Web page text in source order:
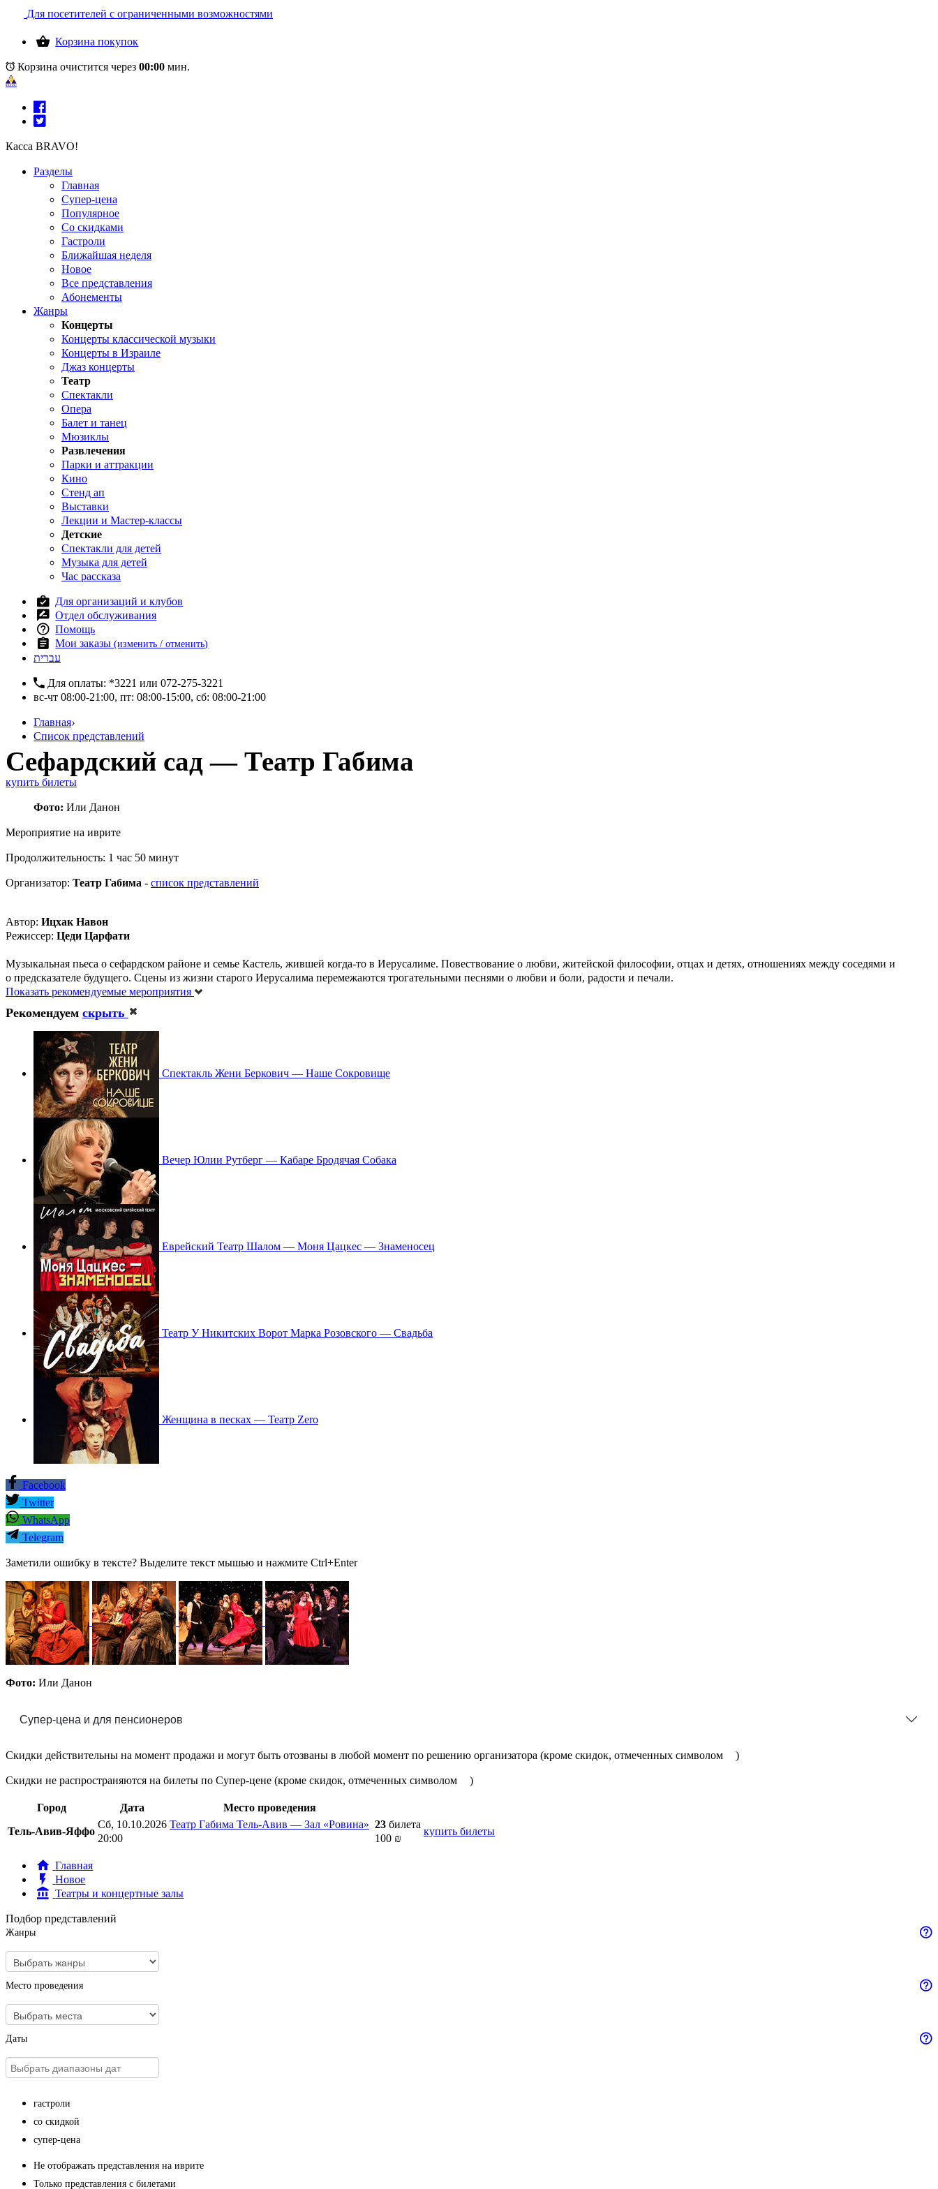
Для посетителей с ограниченными возможностями
Корзина покупок
Корзина очистится через 00:00 мин.
Касса BRAVO!
Разделы
Главная
Супер-цена
Популярное
Со скидками
Гастроли
Ближайшая неделя
Новое
Все представления
Абонементы
Жанры
Концерты
Концерты классической музыки
Концерты в Израиле
Джаз концерты
Театр
Спектакли
Опера
Балет и танец
Мюзиклы
Развлечения
Парки и аттракции
Кино
Стенд ап
Выставки
Лекции и Мастер-классы
Детские
Спектакли для детей
Музыка для детей
Час рассказа
Для организаций и клубов
Отдел обслуживания
Помощь
Мои заказы(изменить / отменить)
עברית
Для оплаты: *3221 или 072-275-3221
вс-чт 08:00-21:00, пт: 08:00-15:00, сб: 08:00-21:00
Главная›
Список представлений
Сефардский сад — Театр Габима
купить билеты
Фото: Или Данон
Мероприятие на иврите
Продолжительность: 1 час 50 минут
Организатор: Театр Габима - список представлений
Автор: Ицхак Навон
Режиссер: Цеди Царфати
Музыкальная пьеса о сефардском районе и семье Кастель, жившей когда-то в Иерусалиме. Повествование о любви, житейской философии, отцах и детях, отношениях между соседями и
о предсказателе будущего. Сцены из жизни старого Иерусалима перемежаются трогательными песнями о любви и боли, радости и печали.
Показать рекомендуемые мероприятия
Рекомендуем скрыть
Спектакль Жени Беркович — Наше Сокровище
Вечер Юлии Рутберг — Кабаре Бродячая Собака
Еврейский Театр Шалом — Моня Цацкес — Знаменосец
Театр У Никитских Ворот Марка Розовского — Свадьба
Женщина в песках — Театр Zero
Facebook
Twitter
WhatsApp
Telegram
Заметили ошибку в тексте? Выделите текст мышью и нажмите Ctrl+Enter
Фото: Или Данон
Супер-цена и для пенсионеров
Скидки действительны на момент продажи и могут быть отозваны в любой момент по решению организатора (кроме скидок, отмеченных символом )
Скидки не распространяются на билеты по Супер-цене (кроме скидок, отмеченных символом )
Город Дата
Место проведения
Тель-Авив-Яффо
Сб, 10.10.2026
20:00
Театр Габима Тель-Авив — Зал «Ровина» 23 билета
100 ₪
купить билеты
Главная
Новое
Театры и концертные залы
Подбор представлений
Жанры
Место проведения
Даты
гастроли
со скидкой
супер-цена
Не отображать представления на иврите
Только представления с билетами